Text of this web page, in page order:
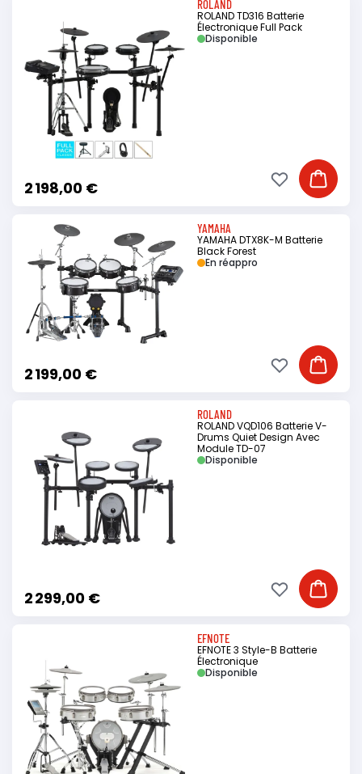
ROLAND
ROLAND TD316 Batterie
Électronique Full Pack
2 198,00 €
Disponible
Ajouter
Ajouter à ma
YAMAHA
YAMAHA DTX8K-M Batterie
Black Forest
2 199,00 €
En réappro
Ajouter
Ajouter à ma
ROLAND
ROLAND VQD106 Batterie V-
Drums Quiet Design Avec
Module TD-07
2 299,00 €
Disponible
Ajouter
Ajouter à ma
EFNOTE
EFNOTE 3 Style-B Batterie
Électronique
Disponible